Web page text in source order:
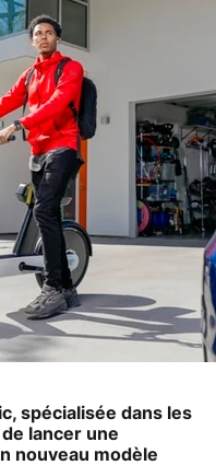
spécialisée dans les
lancer une
nouveau modèle